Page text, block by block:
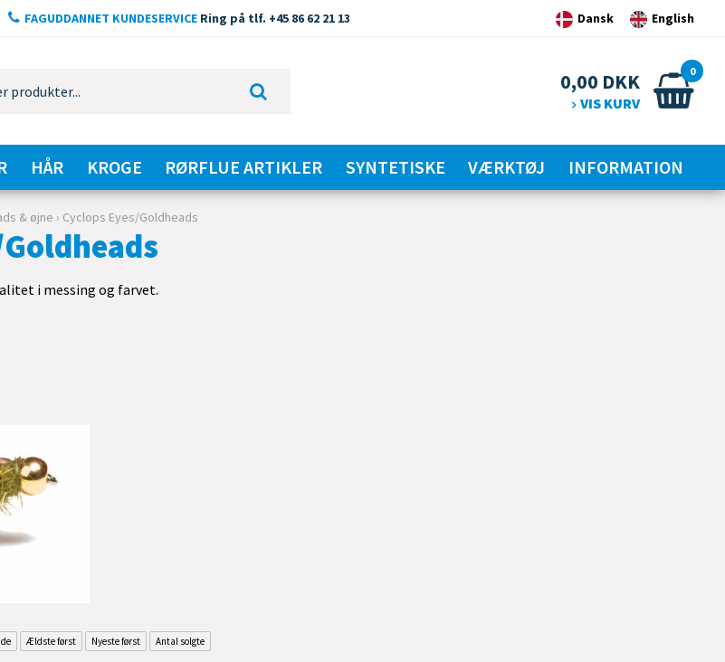
FAGUDDANNET KUNDESERVICERing på tlf. +45 86 62 21 13 Dansk English
0
0,00 DKK
VIS KURV
HÅR KROGE RØRFLUE ARTIKLER SYNTETISKE VÆRKTØJ INFORMATION
& øjne › Cyclops Eyes/Goldheads
i messing og farvet.
Ældste først Nyeste først Antal solgte